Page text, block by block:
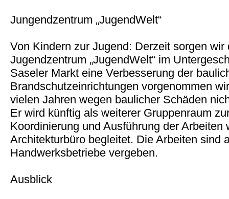
Jungendzentrum „JugendWelt“
Von Kindern zur Jugend: Derzeit sorgen wir
Jugendzentrum „JugendWelt“ im
Saseler Markt eine Verbesserung der
Brandschutzeinrichtungen vorgenommen
vielen Jahren wegen baulicher Schäden
Er wird künftig als weiterer Gruppenraum
Koordinierung und Ausführung der Arbeiten
Architekturbüro begleitet. Die Arbeiten sind
Handwerksbetriebe vergeben.
Ausblick